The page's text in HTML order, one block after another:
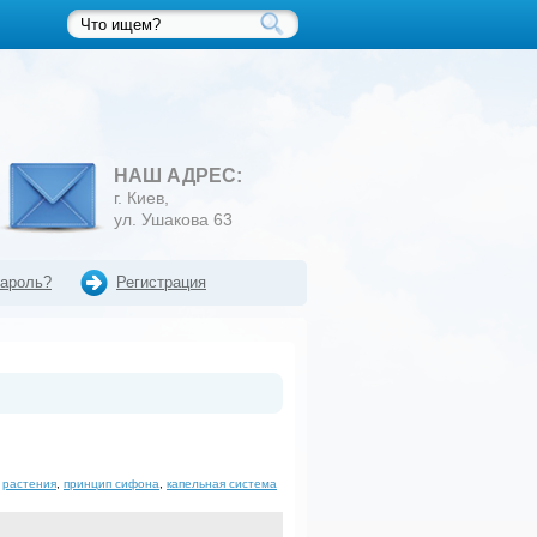
НАШ АДРЕС:
г. Киев,
ул. Ушакова 63
Регистрация
растения принцип сифона капельная система